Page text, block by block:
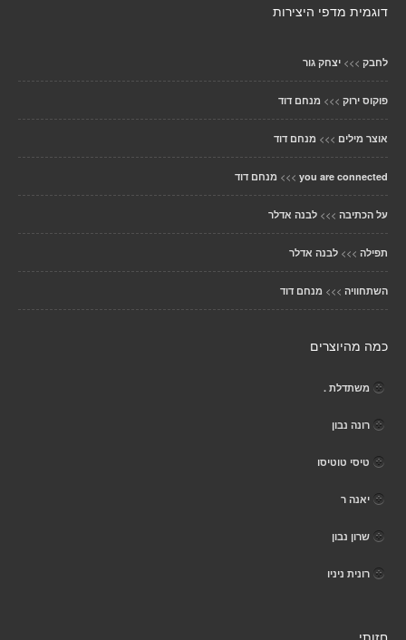
דוגמית מדפי היצירות
לחבק >>> יצחק גור
פוקוס ירוק >>> מנחם דוד
אוצר מילים >>> מנחם דוד
you are connected
>>> מנחם דוד
על הכתיבה >>> לבנה אדלר
תפילה >>> לבנה אדלר
השתחוויה >>> מנחם דוד
כמה מהיוצרים
משתדלת .
רונה נבון
טיסי טוטיסו
יאנה ר
שרון נבון
רונית ניניו